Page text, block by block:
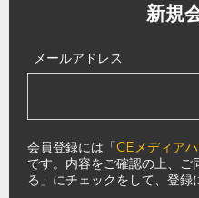
新規
メールアドレス
会員登録には「CEメディア
です。内容をご確認の上、
る」にチェックをして、登録